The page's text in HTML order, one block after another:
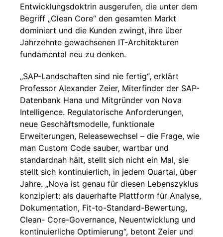
Entwicklungsdoktrin ausgerufen, die unter dem
Begriff „Clean Core“ den gesamten Markt
dominiert und die Kunden zwingt, ihre über
Jahrzehnte gewachsenen IT-Architekturen
fundamental neu zu denken.
„SAP-Landschaften sind nie fertig“, erklärt
Professor Alexander Zeier, Miterfinder der SAP-
Datenbank Hana und Mitgründer von Nova
Intelligence. Regulatorische Anforderungen,
neue Geschäftsmodelle, funktionale
Erweiterungen, Releasewechsel – die Frage, wie
man Custom Code sauber, wartbar und
standardnah hält, stellt sich nicht ein Mal, sie
stellt sich kontinuierlich, in jedem Quartal, über
Jahre. „Nova ist genau für diesen Lebenszyklus
konzipiert: als dauerhafte Plattform für Analyse,
Dokumentation, Fit-to-Standard-Bewertung,
Clean- Core-Governance, Neuentwicklung und
kontinuierliche Optimierung“, betont Zeier und